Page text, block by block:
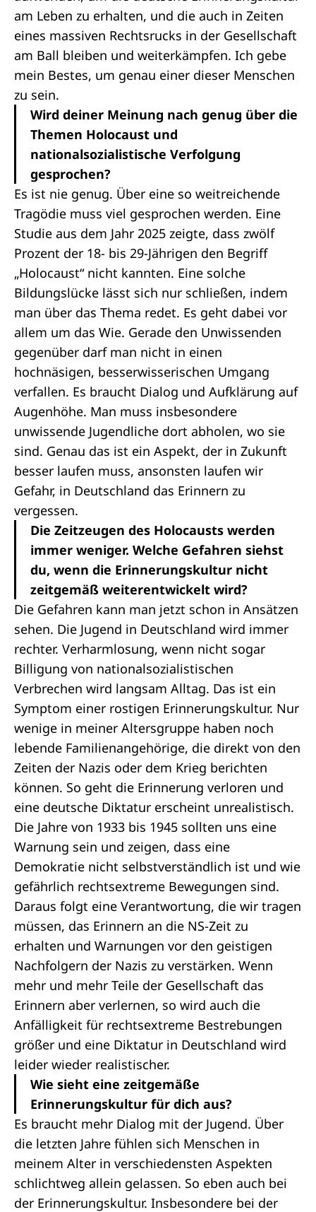
am Leben zu erhalten, und die auch in Zeiten
eines massiven Rechtsrucks in der Gesellschaft
am Ball bleiben und weiterkämpfen. Ich gebe
mein Bestes, um genau einer dieser Menschen
zu sein.
Wird deiner Meinung nach genug über die
Themen Holocaust und
nationalsozialistische Verfolgung
gesprochen?
Es ist nie genug. Über eine so weitreichende
Tragödie muss viel gesprochen werden. Eine
Studie aus dem Jahr 2025 zeigte, dass zwölf
Prozent der 18- bis 29-Jährigen den Begriff
„Holocaust“ nicht kannten. Eine solche
Bildungslücke lässt sich nur schließen, indem
man über das Thema redet. Es geht dabei vor
allem um das Wie. Gerade den Unwissenden
gegenüber darf man nicht in einen
hochnäsigen, besserwisserischen Umgang
verfallen. Es braucht Dialog und Aufklärung auf
Augenhöhe. Man muss insbesondere
unwissende Jugendliche dort abholen, wo sie
sind. Genau das ist ein Aspekt, der in Zukunft
besser laufen muss, ansonsten laufen wir
Gefahr, in Deutschland das Erinnern zu
vergessen.
Die Zeitzeugen des Holocausts werden
immer weniger. Welche Gefahren siehst
du, wenn die Erinnerungskultur nicht
zeitgemäß weiterentwickelt wird?
Die Gefahren kann man jetzt schon in Ansätzen
sehen. Die Jugend in Deutschland wird immer
rechter. Verharmlosung, wenn nicht sogar
Billigung von nationalsozialistischen
Verbrechen wird langsam Alltag. Das ist ein
Symptom einer rostigen Erinnerungskultur. Nur
wenige in meiner Altersgruppe haben noch
lebende Familienangehörige, die direkt von den
Zeiten der Nazis oder dem Krieg berichten
können. So geht die Erinnerung verloren und
eine deutsche Diktatur erscheint unrealistisch.
Die Jahre von 1933 bis 1945 sollten uns eine
Warnung sein und zeigen, dass eine
Demokratie nicht selbstverständlich ist und wie
gefährlich rechtsextreme Bewegungen sind.
Daraus folgt eine Verantwortung, die wir tragen
müssen, das Erinnern an die NS-Zeit zu
erhalten und Warnungen vor den geistigen
Nachfolgern der Nazis zu verstärken. Wenn
mehr und mehr Teile der Gesellschaft das
Erinnern aber verlernen, so wird auch die
Anfälligkeit für rechtsextreme Bestrebungen
größer und eine Diktatur in Deutschland wird
leider wieder realistischer.
Wie sieht eine zeitgemäße
Erinnerungskultur für dich aus?
Es braucht mehr Dialog mit der Jugend. Über
die letzten Jahre fühlen sich Menschen in
meinem Alter in verschiedensten Aspekten
schlichtweg allein gelassen. So eben auch bei
der Erinnerungskultur. Insbesondere bei der